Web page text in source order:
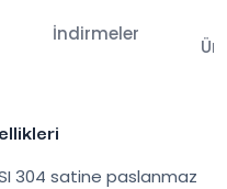
İndirmeler
304 satine paslanmaz